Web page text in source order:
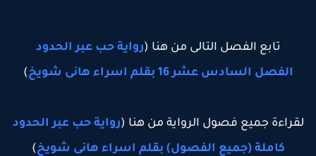
تابع الفصل التالى من هنا (رواية حب عبر الحدود
الفصل السادس عشر 16 بقلم اسراء هانى شويخ
)
لقراءة جميع فصول الرواية من هنا (رواية حب عبر الحدود
كاملة (جميع الفصول) بقلم اسراء هانى شويخ)